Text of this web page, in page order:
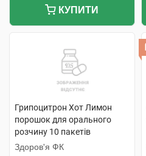
КУПИТИ
Грипоцитрон Хот Лимон
порошок для орального
розчину 10 пакетів
Здоров'я ФК